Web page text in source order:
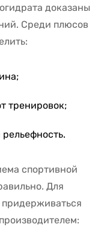
доказаны
Среди плюсов
тренировок;
спортивной
Для